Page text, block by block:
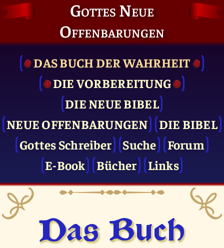
Gottes Neue
Offenbarungen
DAS BUCH DER WAHRHEIT
DIE VOR­BEREITUNG
DIE NEUE BIBEL
NEUE OFFENBARUNGEN
DIE BIBEL
Gottes Schreiber
Suche
Forum
E-Book
Bücher Links
Das Buch